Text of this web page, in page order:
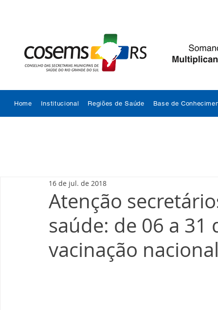
Home Institucional Regiões de Saúde Base de
Atenção
saúde: de 06 a 31
vacinação
16 de jul. de 2018